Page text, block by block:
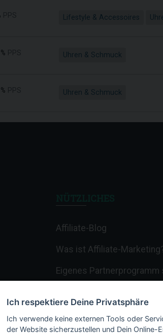
Lifestyle & Accessoires
Uhren & Schmuck
Uhren & Schmuck
Affiliate-Blog
Was ist Affiliate-
Eigenes Partnerprogramm
Termine & Veranstaltungen
Ich respektiere Deine Privatsphäre
Ich verwende keine externen Tools oder
der Website sicherzustellen und Dein Online-